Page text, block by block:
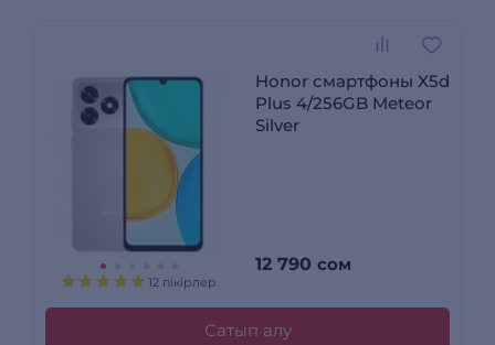
12 пікірлер
Honor смартфоны X5d
Plus 4/256GB Meteor
Silver
12 790 сом
Сатып алу